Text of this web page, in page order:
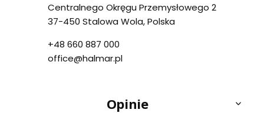
Centralnego Okręgu Przemysłowego 2
37-450 Stalowa Wola, Polska
+48 660 887 000
office@halmar.pl
Opinie